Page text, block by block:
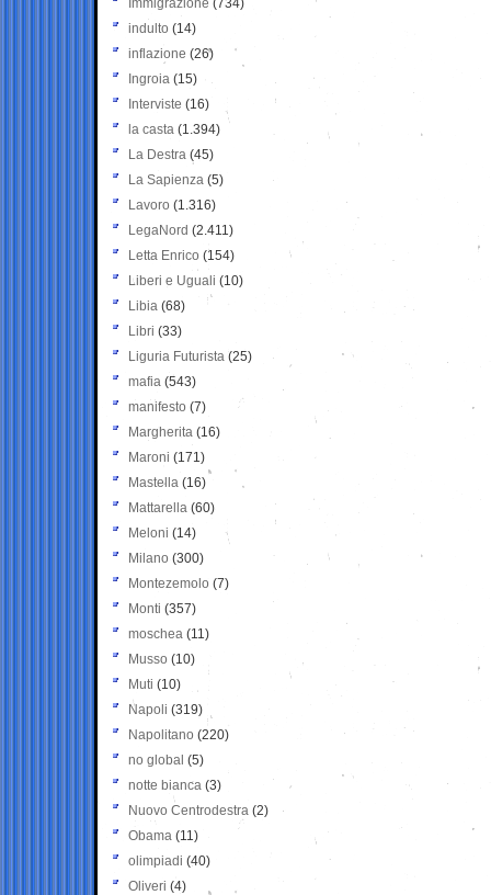
Immigrazione (734)
indulto (14)
inflazione (26)
Ingroia (15)
Interviste (16)
la casta (1.394)
La Destra (45)
La Sapienza (5)
Lavoro (1.316)
LegaNord (2.411)
Letta Enrico (154)
Liberi e Uguali (10)
Libia (68)
Libri (33)
Liguria Futurista (25)
mafia (543)
manifesto (7)
Margherita (16)
Maroni (171)
Mastella (16)
Mattarella (60)
Meloni (14)
Milano (300)
Montezemolo (7)
Monti (357)
moschea (11)
Musso (10)
Muti (10)
Napoli (319)
Napolitano (220)
no global (5)
notte bianca (3)
Nuovo Centrodestra (2)
Obama (11)
olimpiadi (40)
Oliveri (4)